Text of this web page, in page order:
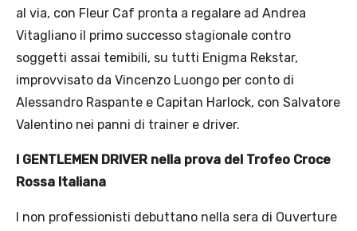
al via, con Fleur Caf pronta a regalare ad Andrea
Vitagliano il primo successo stagionale contro
soggetti assai temibili, su tutti Enigma Rekstar,
improvvisato da Vincenzo Luongo per conto di
Alessandro Raspante e Capitan Harlock, con Salvatore
Valentino nei panni di trainer e driver.
I GENTLEMEN DRIVER nella prova del Trofeo Croce
Rossa Italiana
I non professionisti debuttano nella sera di Ouverture